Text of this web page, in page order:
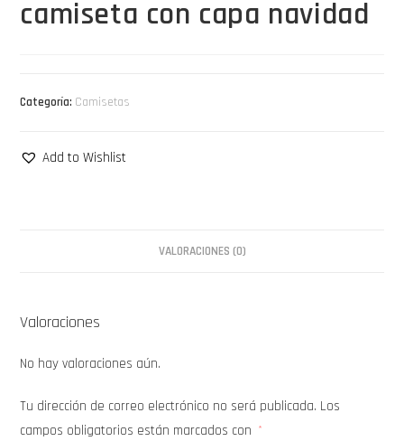
camiseta con capa navidad
Categoría: Camisetas
Add to Wishlist
VALORACIONES (0)
Valoraciones
No hay valoraciones aún.
Tu dirección de correo electrónico no será publicada. Los
campos obligatorios están marcados con
*